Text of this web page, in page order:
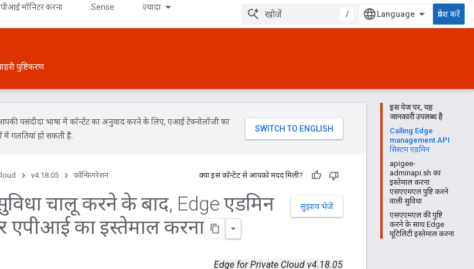
मॉनिटर करना Sense ज़्यादा
/ प्रवेश करें
पुष्टिकरण
इस पेज पर, यह
जानकारी उपलब्ध है
Calling Edge
management API
सिस्टम एडमिन
apigee-
adminapi.sh का
इस्तेमाल करना
एसएएमएल पुष्टि करने
वाली सुविधा
एसएएमएल की पुष्टि
करने के साथ Edge
यूटिलिटी इस्तेमाल करना
पसंदीदा भाषा में कॉन्टेंट का अनुवाद करने के लिए, एआई टेक्नोलॉजी का
गलतियां हो सकती हैं.
v4.18.05 कॉन्फ़िगरेशन क्या इस कॉन्टेंट से आपको मदद मिली?
सुझाव भेजें
चालू करने के बाद, Edge एडमिन
का इस्तेमाल करना
Edge for Private Cloud v4.18.05